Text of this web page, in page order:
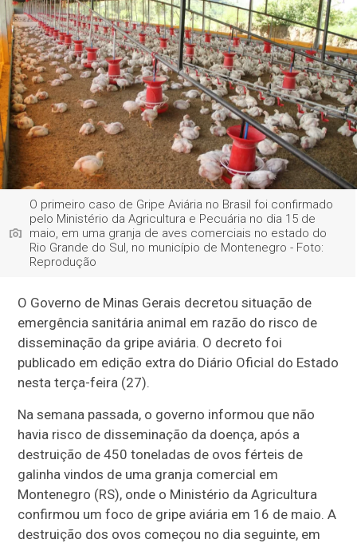
O primeiro caso de Gripe Aviária no Brasil foi confirmado
pelo Ministério da Agricultura e Pecuária no dia 15 de
maio, em uma granja de aves comerciais no estado do
Rio Grande do Sul, no município de Montenegro - Foto:
Reprodução
O Governo de Minas Gerais decretou situação de
emergência sanitária animal em razão do risco de
disseminação da gripe aviária. O decreto foi
publicado em edição extra do Diário Oficial do Estado
nesta terça-feira (27).
Na semana passada, o governo informou que não
havia risco de disseminação da doença, após a
destruição de 450 toneladas de ovos férteis de
galinha vindos de uma granja comercial em
Montenegro (RS), onde o Ministério da Agricultura
confirmou um foco de gripe aviária em 16 de maio. A
destruição dos ovos começou no dia seguinte, em